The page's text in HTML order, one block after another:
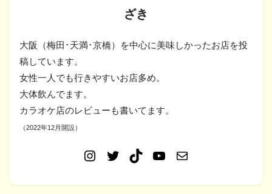
ざき
大阪（梅田･天満･京橋）を中心に美味しかったお店を投
稿しています。
女性一人でも行きやすいお店多め。
大体飲んでます。
カラオケ店のレビューも書いてます。
（2022年12月開設）